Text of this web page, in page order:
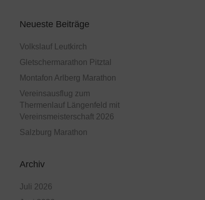
Neueste Beiträge
Volkslauf Leutkirch
Gletschermarathon Pitztal
Montafon Arlberg Marathon
Vereinsausflug zum
Thermenlauf Längenfeld mit
Vereinsmeisterschaft 2026
Salzburg Marathon
Archiv
Juli 2026